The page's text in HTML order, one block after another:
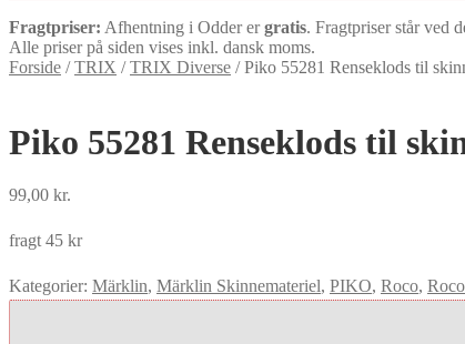
Fragtpriser: Afhentning i Odder ergratis. Fragtpriser står ved
Alle priser på siden vises inkl. dansk moms.
Forside /TRIX /TRIX Diverse /Piko 55281 Renseklods til
Piko 55281 Renseklods til
99,00 kr.
fragt 45 kr
Kategorier: Märklin, Märklin Skinnemateriel, PIKO, Roco,